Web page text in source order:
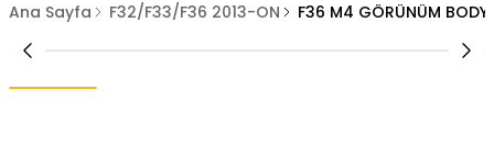
Ana Sayfa F32/F33/F36 2013-ON F36 M4 GÖRÜNÜM BODY